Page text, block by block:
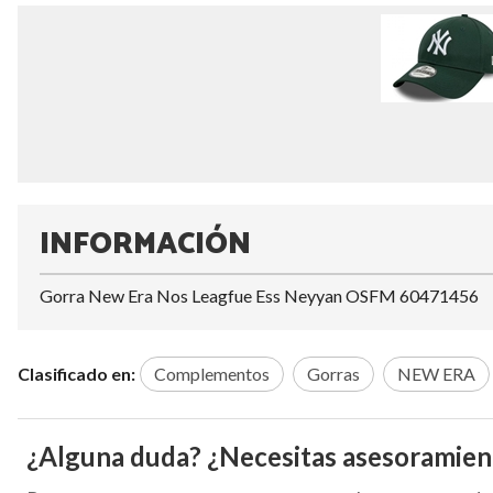
INFORMACIÓN
Gorra New Era Nos Leagfue Ess Neyyan OSFM 60471456
Clasificado en: Complementos Gorras NEW ERA
¿Alguna duda? ¿Necesitas